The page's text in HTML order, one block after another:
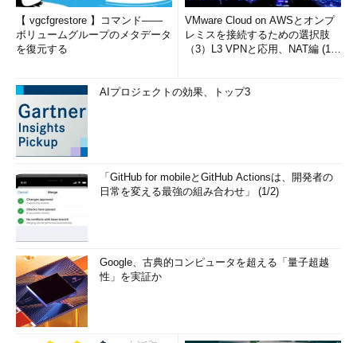
【 vgcfgrestore 】コマンド――
ボリュームグループのメタデータ
を復元する
VMware Cloud on AWSとオンプ
レミスを接続するための選択肢
（3）L3 VPNと応用、NAT編 (1/
AIプロジェクトの効果、トップ3
「GitHub for mobileとGitHub Actionsは、開発者の
日常を変える最強の組み合わせ」 (1/2)
Google、古典的コンピュータを超える「量子超越
性」を実証か